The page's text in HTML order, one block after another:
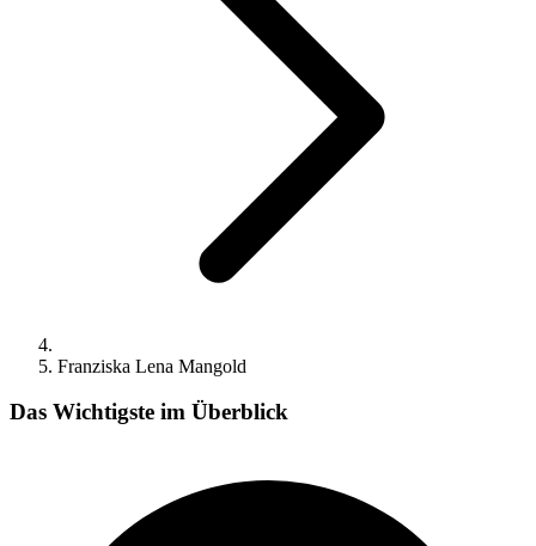
Franziska Lena Mangold
Das Wichtigste im Überblick